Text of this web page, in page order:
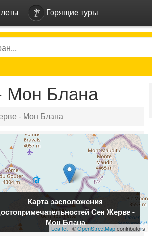
Горящие туры
Мон Блана
- Мон Блана
Leaflet | ©OpenStreetMapcontributors
Карта расположения
Сен Жерве -
Мон Блана